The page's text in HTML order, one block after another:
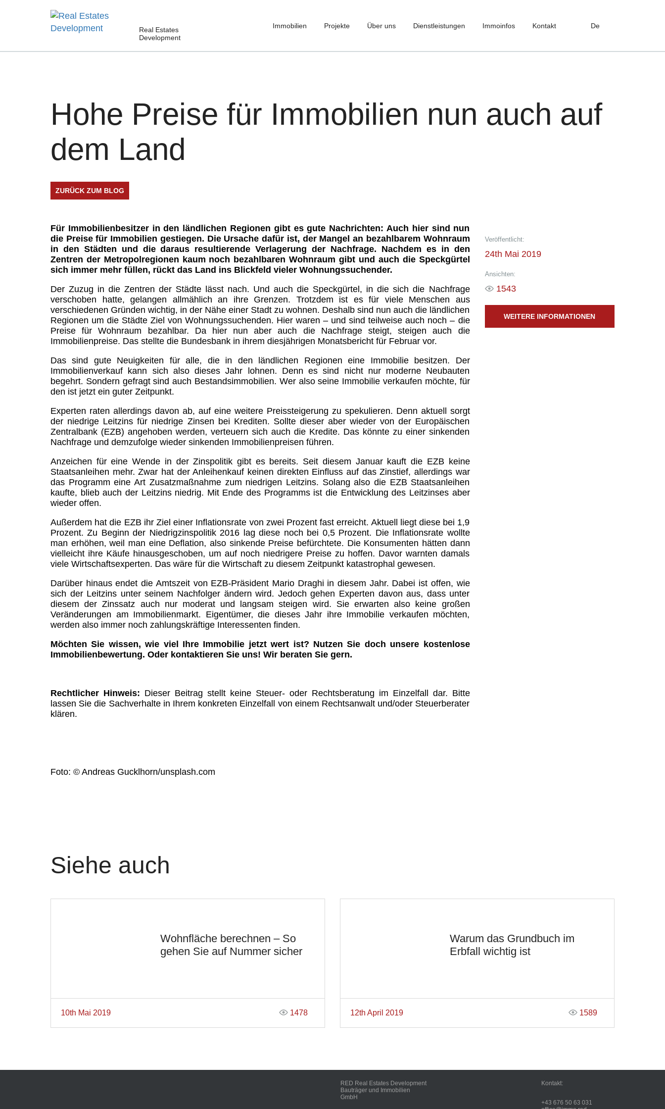
Real Estates
Development
Immobilien Projekte Über uns Dienstleistungen Immoinfos Kontakt De
Hohe Preise für Immobilien nun auch auf
dem Land
ZURÜCK ZUM BLOG
Für Immobilienbesitzer in den ländlichen Regionen gibt es gute Nachrichten: Auch hier sind nun
die Preise für Immobilien gestiegen. Die Ursache dafür ist, der Mangel an bezahlbarem Wohnraum
in den Städten und die daraus resultierende Verlagerung der Nachfrage. Nachdem es in den
Zentren der Metropolregionen kaum noch bezahlbaren Wohnraum gibt und auch die Speckgürtel
sich immer mehr füllen, rückt das Land ins Blickfeld vieler Wohnungssuchender.
Der Zuzug in die Zentren der Städte lässt nach. Und auch die Speckgürtel, in die sich die Nachfrage
verschoben hatte, gelangen allmählich an ihre Grenzen. Trotzdem ist es für viele Menschen aus
verschiedenen Gründen wichtig, in der Nähe einer Stadt zu wohnen. Deshalb sind nun auch die ländlichen
Regionen um die Städte Ziel von Wohnungssuchenden. Hier waren – und sind teilweise auch noch – die
Preise für Wohnraum bezahlbar. Da hier nun aber auch die Nachfrage steigt, steigen auch die
Immobilienpreise. Das stellte die Bundesbank in ihrem diesjährigen Monatsbericht für Februar vor.
Das sind gute Neuigkeiten für alle, die in den ländlichen Regionen eine Immobilie besitzen. Der
Immobilienverkauf kann sich also dieses Jahr lohnen. Denn es sind nicht nur moderne Neubauten
begehrt. Sondern gefragt sind auch Bestandsimmobilien. Wer also seine Immobilie verkaufen möchte, für
den ist jetzt ein guter Zeitpunkt.
Experten raten allerdings davon ab, auf eine weitere Preissteigerung zu spekulieren. Denn aktuell sorgt
der niedrige Leitzins für niedrige Zinsen bei Krediten. Sollte dieser aber wieder von der Europäischen
Zentralbank (EZB) angehoben werden, verteuern sich auch die Kredite. Das könnte zu einer sinkenden
Nachfrage und demzufolge wieder sinkenden Immobilienpreisen führen.
Anzeichen für eine Wende in der Zinspolitik gibt es bereits. Seit diesem Januar kauft die EZB keine
Staatsanleihen mehr. Zwar hat der Anleihenkauf keinen direkten Einfluss auf das Zinstief, allerdings war
das Programm eine Art Zusatzmaßnahme zum niedrigen Leitzins. Solang also die EZB Staatsanleihen
kaufte, blieb auch der Leitzins niedrig. Mit Ende des Programms ist die Entwicklung des Leitzinses aber
wieder offen.
Außerdem hat die EZB ihr Ziel einer Inflationsrate von zwei Prozent fast erreicht. Aktuell liegt diese bei 1,9
Prozent. Zu Beginn der Niedrigzinspolitik 2016 lag diese noch bei 0,5 Prozent. Die Inflationsrate wollte
man erhöhen, weil man eine Deflation, also sinkende Preise befürchtete. Die Konsumenten hätten dann
vielleicht ihre Käufe hinausgeschoben, um auf noch niedrigere Preise zu hoffen. Davor warnten damals
viele Wirtschaftsexperten. Das wäre für die Wirtschaft zu diesem Zeitpunkt katastrophal gewesen.
Darüber hinaus endet die Amtszeit von EZB-Präsident Mario Draghi in diesem Jahr. Dabei ist offen, wie
sich der Leitzins unter seinem Nachfolger ändern wird. Jedoch gehen Experten davon aus, dass unter
diesem der Zinssatz auch nur moderat und langsam steigen wird. Sie erwarten also keine großen
Veränderungen am Immobilienmarkt. Eigentümer, die dieses Jahr ihre Immobilie verkaufen möchten,
werden also immer noch zahlungskräftige Interessenten finden.
Möchten Sie wissen, wie viel Ihre Immobilie jetzt wert ist? Nutzen Sie doch unsere kostenlose
Immobilienbewertung. Oder kontaktieren Sie uns! Wir beraten Sie gern.
Rechtlicher Hinweis: Dieser Beitrag stellt keine Steuer- oder Rechtsberatung im Einzelfall dar. Bitte
lassen Sie die Sachverhalte in Ihrem konkreten Einzelfall von einem Rechtsanwalt und/oder Steuerberater
klären.
Foto: © Andreas Gucklhorn/unsplash.com
Veröffentlicht:
24th Mai 2019
Ansichten:
1543
WEITERE INFORMATIONEN
Siehe auch
Wohnfläche berechnen – So
gehen Sie auf Nummer sicher
10th Mai 2019 1478
Warum das Grundbuch im
Erbfall wichtig ist
12th April 2019 1589
RED Real Estates Development
Bauträger und Immobilien
GmbH
Kontakt:
+43 676 50 63 031